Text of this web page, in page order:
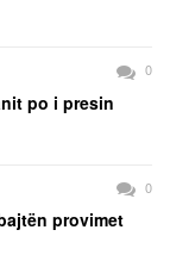
0
po i presin
0
provimet